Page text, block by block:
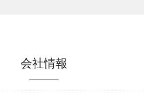
会社情報